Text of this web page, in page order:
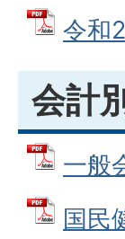
令和
会計
一般
国民